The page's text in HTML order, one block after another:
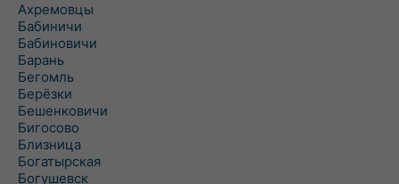
Ахремовцы
Бабиничи
Бабиновичи
Барань
Бегомль
Берёзки
Бешенковичи
Бигосово
Близница
Богатырская
Богушевск